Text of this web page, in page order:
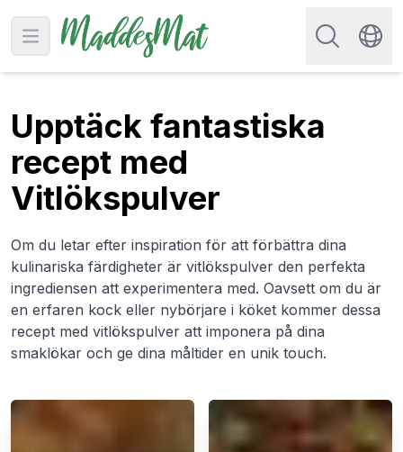
Open main menu
Sök efter
Upptäck fantastiska
recept med
Vitlökspulver
Om du letar efter inspiration för att förbättra dina
kulinariska färdigheter är vitlökspulver den perfekta
ingrediensen att experimentera med. Oavsett om du är
en erfaren kock eller nybörjare i köket kommer dessa
recept med vitlökspulver att imponera på dina
smaklökar och ge dina måltider en unik touch.